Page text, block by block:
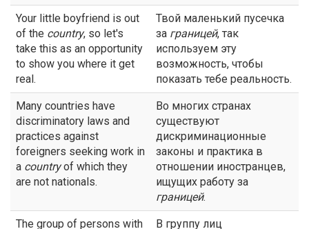
Your little boyfriend is out
of the country, so let's
take this as an opportunity
to show you where it get
real.
Твой маленький пусечка
за границей, так
используем эту
возможность, чтобы
показать тебе реальность.
Many countries have
discriminatory laws and
practices against
foreigners seeking work in
a countryof which they
are not nationals.
Во многих странах
существуют
дискриминационные
законы и практика в
отношении иностранцев,
ищущих работу за
границей.
The group of persons with
В группу лиц